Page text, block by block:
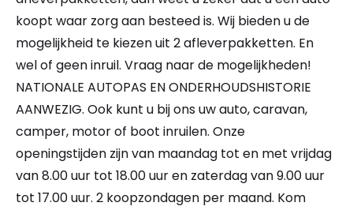
koopt waar zorg aan besteed is. Wij bieden u de
mogelijkheid te kiezen uit 2 afleverpakketten. En
wel of geen inruil. Vraag naar de mogelijkheden!
NATIONALE AUTOPAS EN ONDERHOUDSHISTORIE
AANWEZIG. Ook kunt u bij ons uw auto, caravan,
camper, motor of boot inruilen. Onze
openingstijden zijn van maandag tot en met vrijdag
van 8.00 uur tot 18.00 uur en zaterdag van 9.00 uur
tot 17.00 uur. 2 koopzondagen per maand. Kom